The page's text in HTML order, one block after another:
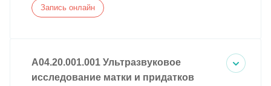
Запись онлайн
A04.20.001.001 Ультразвуковое
исследование матки и придатков